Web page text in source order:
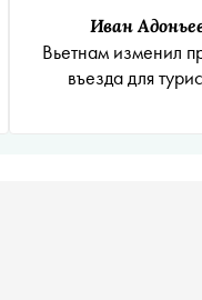
Иван
Вьетнам изменил
въезда для